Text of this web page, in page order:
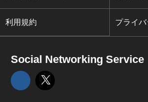
利用規約 プライ
Social Networking Service